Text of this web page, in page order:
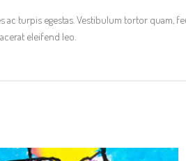
turpis egestas. Vestibulum tortor quam,
eleifend leo.